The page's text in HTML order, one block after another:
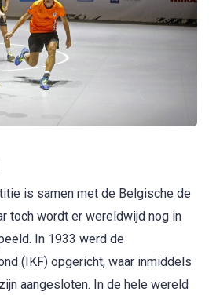
is samen met de Belgische de
toch wordt er wereldwijd nog in
In 1933 werd de
(IKF) opgericht, waar inmiddels
aangesloten. In de hele wereld